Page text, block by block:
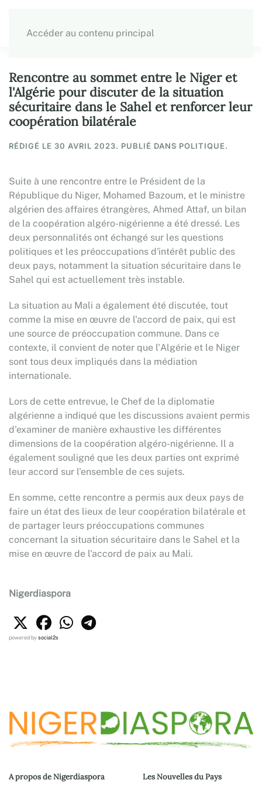
Accéder au contenu principal
Rencontre au sommet entre le Niger et
l'Algérie pour discuter de la situation
sécuritaire dans le Sahel et renforcer leur
coopération bilatérale
RÉDIGÉ LE 30 AVRIL 2023. PUBLIÉ DANS POLITIQUE.
Suite à une rencontre entre le Président de la
République du Niger, Mohamed Bazoum, et le ministre
algérien des affaires étrangères, Ahmed Attaf, un bilan
de la coopération algéro-nigérienne a été dressé. Les
deux personnalités ont échangé sur les questions
politiques et les préoccupations d'intérêt public des
deux pays, notamment la situation sécuritaire dans le
Sahel qui est actuellement très instable.
La situation au Mali a également été discutée, tout
comme la mise en œuvre de l'accord de paix, qui est
une source de préoccupation commune. Dans ce
contexte, il convient de noter que l'Algérie et le Niger
sont tous deux impliqués dans la médiation
internationale.
Lors de cette entrevue, le Chef de la diplomatie
algérienne a indiqué que les discussions avaient permis
d'examiner de manière exhaustive les différentes
dimensions de la coopération algéro-nigérienne. Il a
également souligné que les deux parties ont exprimé
leur accord sur l'ensemble de ces sujets.
En somme, cette rencontre a permis aux deux pays de
faire un état des lieux de leur coopération bilatérale et
de partager leurs préoccupations communes
concernant la situation sécuritaire dans le Sahel et la
mise en œuvre de l'accord de paix au Mali.
Nigerdiaspora
powered bysocial2s
A propos de Nigerdiaspora Les Nouvelles du Pays